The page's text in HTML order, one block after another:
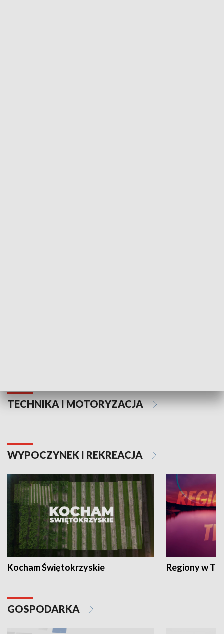
TECHNIKA I MOTORYZACJA
WYPOCZYNEK I REKREACJA
Kocham Świętokrzyskie Regiony w
GOSPODARKA